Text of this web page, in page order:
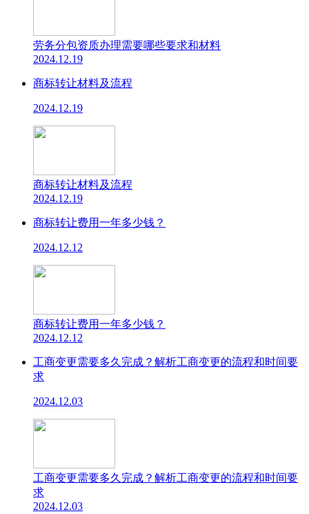
劳务分包资质办理需要哪些要求和材料
2024.12.19
商标转让材料及流程
2024.12.19
商标转让材料及流程
2024.12.19
商标转让费用一年多少钱？
2024.12.12
商标转让费用一年多少钱？
2024.12.12
工商变更需要多久完成？解析工商变更的流程和时间要
求
2024.12.03
工商变更需要多久完成？解析工商变更的流程和时间要
求
2024.12.03